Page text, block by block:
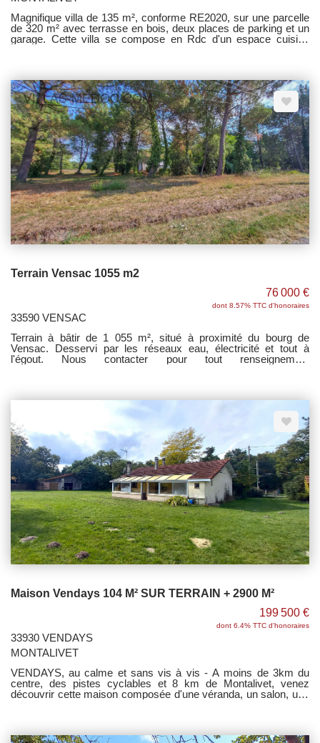
Magnifique villa de 135 m², conforme RE2020, sur une parcelle
de 320 m² avec terrasse en bois, deux places de parking et un
garage. Cette villa se compose en Rdc d'un espace cuisine
bains et un wc. Option sympa : le parking se transforme un
terrain de pétanque !! Nous contacter pour tout renseigenemnt
complémentaire.
Terrain Vensac 1055 m2
76 000 €
dont 8.57% TTC d'honoraires
33590 VENSAC
Terrain à bâtir de 1 055 m², situé à proximité du bourg de
Vensac. Desservi par les réseaux eau, électricité et tout à
l'égout. Nous contacter pour tout renseignement
Maison Vendays 104 M² SUR TERRAIN + 2900 M²
199 500 €
dont 6.4% TTC d'honoraires
33930 VENDAYS
MONTALIVET
VENDAYS, au calme et sans vis à vis - A moins de 3km du
centre, des pistes cyclables et 8 km de Montalivet, venez
découvrir cette maison composée d'une véranda, un salon, une